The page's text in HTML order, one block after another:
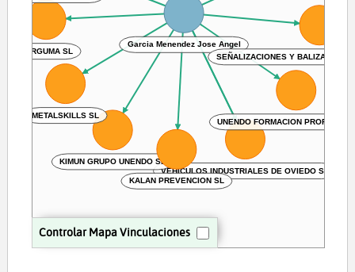
Controlar Mapa Vinculaciones
Garcia Menendez Jose Angel
VEHICULOS INDUSTRIALES DE OVIEDO SL
L'ARGUMA SL
KIMUN GRUPO UNENDO SL
UNENDO FORMACION
METALSKILLS SL
KALAN PREVENCION SL
SEÑALIZACIONES Y